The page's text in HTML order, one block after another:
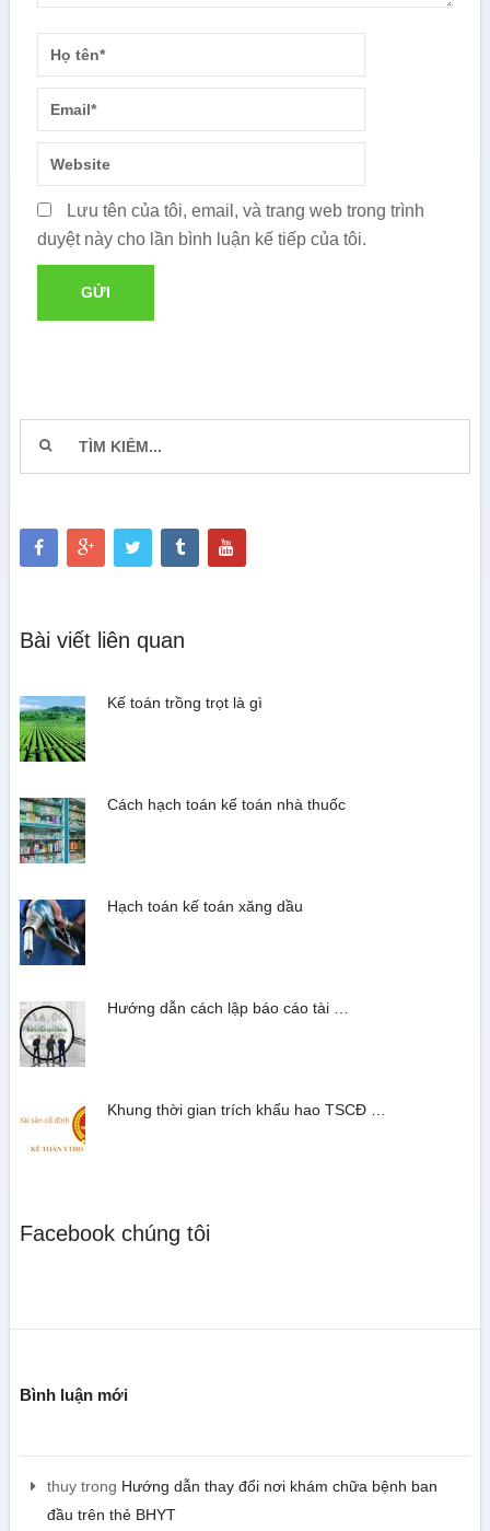
Lưu tên của tôi, email, và trang web trong trình
duyệt này cho lần bình luận kế tiếp của tôi.
Bài viết liên quan
Kế toán trồng trọt là gì
Cách hạch toán kế toán nhà thuốc
Hạch toán kế toán xăng dầu
Hướng dẫn cách lập báo cáo tài …
Khung thời gian trích khấu hao TSCĐ …
Facebook chúng tôi
Bình luận mới
thuytrong Hướng dẫn thay đổi nơi khám chữa bệnh ban
đầu trên thẻ BHYT